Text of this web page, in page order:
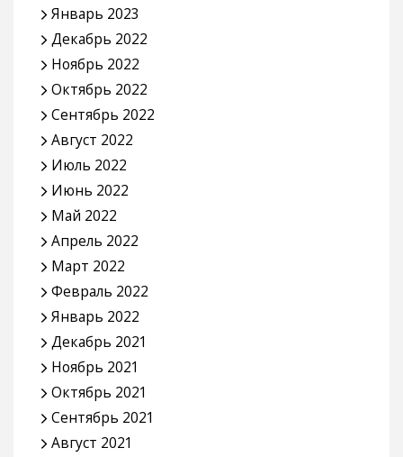
Январь 2023
Декабрь 2022
Ноябрь 2022
Октябрь 2022
Сентябрь 2022
Август 2022
Июль 2022
Июнь 2022
Май 2022
Апрель 2022
Март 2022
Февраль 2022
Январь 2022
Декабрь 2021
Ноябрь 2021
Октябрь 2021
Сентябрь 2021
Август 2021